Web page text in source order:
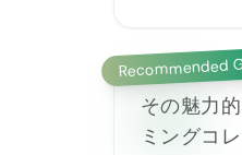
Recommended
その魅力
ミングコ